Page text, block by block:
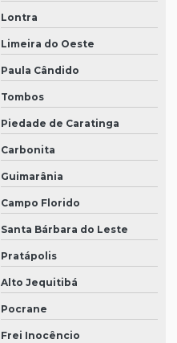
Lontra
Limeira do Oeste
Paula Cândido
Tombos
Piedade de Caratinga
Carbonita
Guimarânia
Campo Florido
Santa Bárbara do Leste
Pratápolis
Alto Jequitibá
Pocrane
Frei Inocêncio